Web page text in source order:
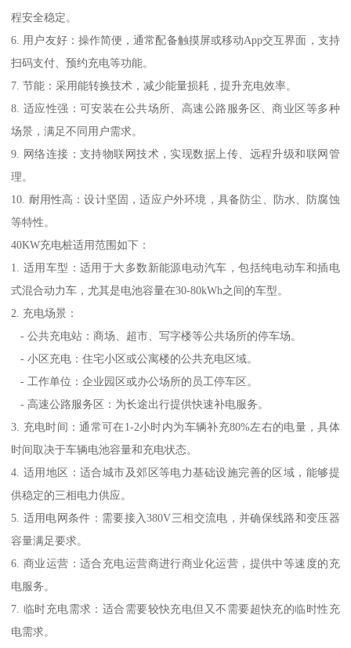
程安全稳定。
6. 用户友好：操作简便，通常配备触摸屏或移动App交互界面，支持
扫码支付、预约充电等功能。
7. 节能：采用能转换技术，减少能量损耗，提升充电效率。
8. 适应性强：可安装在公共场所、高速公路服务区、商业区等多种
场景，满足不同用户需求。
9. 网络连接：支持物联网技术，实现数据上传、远程升级和联网管
理。
10. 耐用性高：设计坚固，适应户外环境，具备防尘、防水、防腐蚀
等特性。
40KW充电桩适用范围如下：
1. 适用车型：适用于大多数新能源电动汽车，包括纯电动车和插电
式混合动力车，尤其是电池容量在30-80kWh之间的车型。
2. 充电场景：
- 公共充电站：商场、超市、写字楼等公共场所的停车场。
- 小区充电：住宅小区或公寓楼的公共充电区域。
- 工作单位：企业园区或办公场所的员工停车区。
- 高速公路服务区：为长途出行提供快速补电服务。
3. 充电时间：通常可在1-2小时内为车辆补充80%左右的电量，具体
时间取决于车辆电池容量和充电状态。
4. 适用地区：适合城市及郊区等电力基础设施完善的区域，能够提
供稳定的三相电力供应。
5. 适用电网条件：需要接入380V三相交流电，并确保线路和变压器
容量满足要求。
6. 商业运营：适合充电运营商进行商业化运营，提供中等速度的充
电服务。
7. 临时充电需求：适合需要较快充电但又不需要超快充的临时性充
电需求。